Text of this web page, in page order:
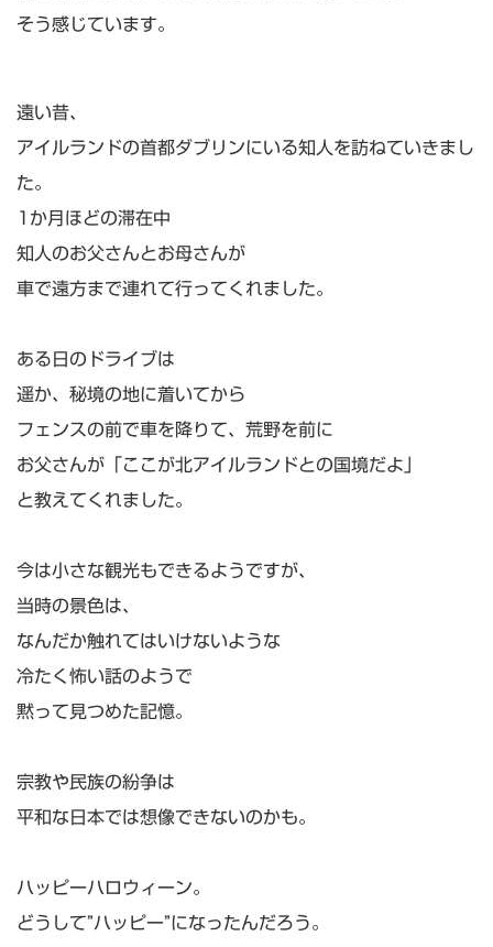
そう感じています。
遠い昔、
アイルランドの首都ダブリンにいる知人を訪ねていきまし
た。
1か月ほどの滞在中
知人のお父さんとお母さんが
車で遠方まで連れて行ってくれました。
ある日のドライブは
遥か、秘境の地に着いてから
フェンスの前で車を降りて、荒野を前に
お父さんが「ここが北アイルランドとの国境だよ」
と教えてくれました。
今は小さな観光もできるようですが、
当時の景色は、
なんだか触れてはいけないような
冷たく怖い話のようで
黙って見つめた記憶。
宗教や民族の紛争は
平和な日本では想像できないのかも。
ハッピーハロウィーン。
どうして”ハッピー”になったんだろう。